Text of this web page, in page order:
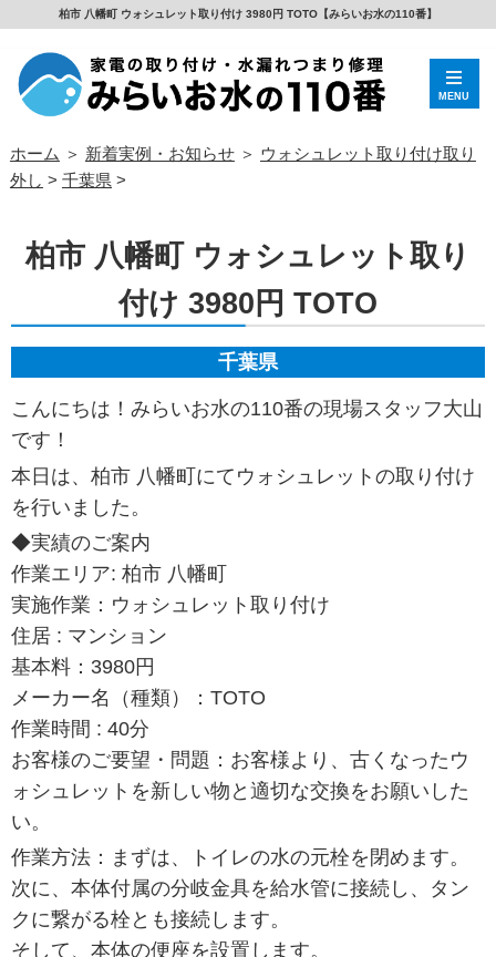
柏市 八幡町 ウォシュレット取り付け 3980円 TOTO【みらいお水の110番】
MENU
ホーム ＞ 新着実例・お知らせ＞ ウォシュレット取り付け取り
外し > 千葉県 >
柏市 八幡町 ウォシュレット取り
付け 3980円 TOTO
千葉県
こんにちは！みらいお水の110番の現場スタッフ大山
です！
本日は、柏市 八幡町にてウォシュレットの取り付け
を行いました。
◆実績のご案内
作業エリア: 柏市 八幡町
実施作業：ウォシュレット取り付け
住居 : マンション
基本料：3980円
メーカー名（種類）：TOTO
作業時間 : 40分
お客様のご要望・問題：お客様より、古くなったウ
ォシュレットを新しい物と適切な交換をお願いした
い。
作業方法：まずは、トイレの水の元栓を閉めます。
次に、本体付属の分岐金具を給水管に接続し、タン
クに繋がる栓とも接続します。
そして、本体の便座を設置します。